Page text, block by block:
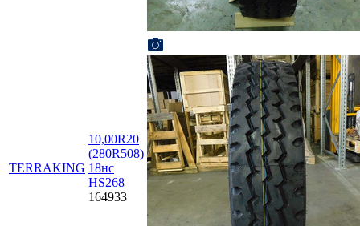
TERRAKING
10,00R20
(280R508)
18нс
HS268
164933